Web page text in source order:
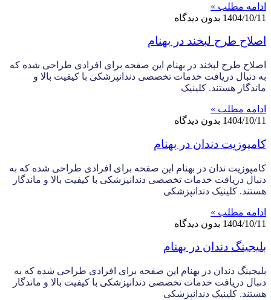
ادامه مطلب »
1404/10/11 بدون دیدگاه
اصلاح طرح لبخند در بهنام
اصلاح طرح لبخند در بهنام این صفحه برای افرادی طراحی شده که
به دنبال دریافت خدمات تخصصی دندانپزشکی با کیفیت بالا و
ماندگار هستند. کلینیک
ادامه مطلب »
1404/10/11 بدون دیدگاه
کامپوزیت دندان در بهنام
کامپوزیت ندان در بهنام این صفحه برای افرادی طراحی شده که به
دنبال دریافت خدمات تخصصی دندانپزشکی با کیفیت بالا و ماندگار
هستند. کلینیک دندانپزشکی
ادامه مطلب »
1404/10/11 بدون دیدگاه
بلیجینگ دندان در بهنام
بلیجینگ دندان در بهنام این صفحه برای افرادی طراحی شده که به
دنبال دریافت خدمات تخصصی دندانپزشکی با کیفیت بالا و ماندگار
هستند. کلینیک دندانپزشکی